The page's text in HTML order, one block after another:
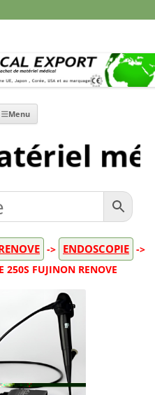
Menu Aller
contenu
-> ENDOSCOPIE ->
250S FUJINON RENOVE